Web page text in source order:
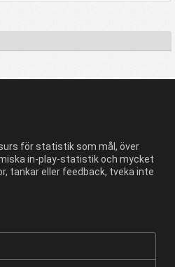
för statistik som mål, över
in-play-statistik och mycket
tankar eller feedback, tveka inte